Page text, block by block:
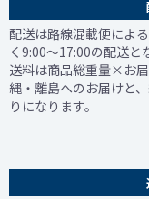
配送は路線混載便によ
く9:00～17:00の配送と
送料は商品総重量×お
縄・離島へのお届けと
りになります。